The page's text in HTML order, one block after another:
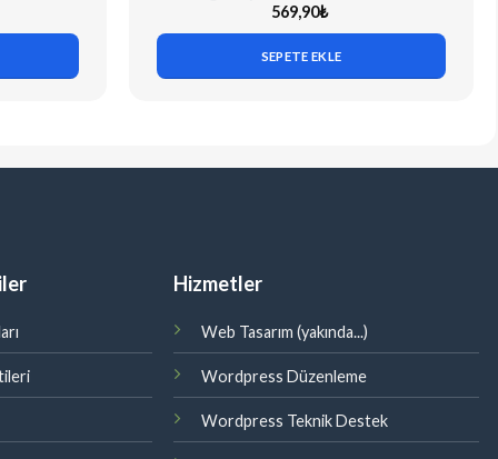
569,90₺
SEPETE EKLE
Hizmetler
Web Tasarım (yakında...)
Wordpress Düzenleme
Wordpress Teknik Destek